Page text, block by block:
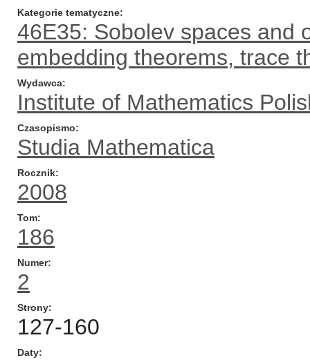
Kategorie tematyczne
46E35: Sobolev spaces and
embedding theorems, trace
Wydawca
Institute of Mathematics
Czasopismo
Studia Mathematica
Rocznik
2008
Tom
186
Numer
2
Strony
127-160
Daty